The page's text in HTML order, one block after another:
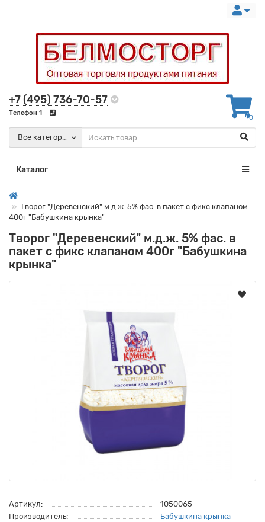
+7 (495) 736-70-57
Телефон 1
0
Все категории
Каталог
Творог "Деревенский" м.д.ж. 5% фас. в пакет с фикс клапаном
400г "Бабушкина крынка"
Творог "Деревенский" м.д.ж. 5% фас. в
пакет с фикс клапаном 400г "Бабушкина
крынка"
Артикул:
1050065
Производитель:
Бабушкина крынка